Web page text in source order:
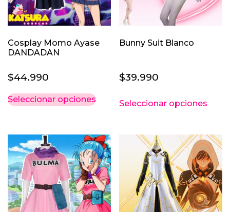
Cosplay Momo Ayase
DANDADAN
$44.990
Seleccionar opciones
producto
variantes.
Las
opciones
se
pueden
elegir
Bunny Suit Blanco
$39.990
Seleccionar opciones
Las
se
elegir